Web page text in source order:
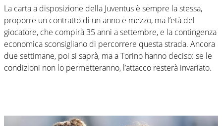
La carta a disposizione della Juventus è sempre la stessa,
proporre un contratto di un anno e mezzo, ma l’età del
giocatore, che compirà 35 anni a settembre, e la contingenza
economica sconsigliano di percorrere questa strada. Ancora
due settimane, poi si saprà, ma a Torino hanno deciso: se le
condizioni non lo permetteranno, l’attacco resterà invariato.